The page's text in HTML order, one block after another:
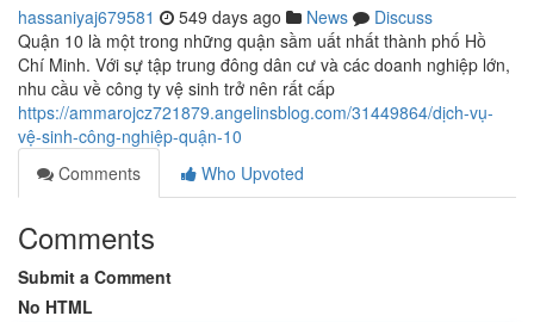
hassaniyaj679581 549 days ago News
Discuss
Quận 10 là một trong những quận sầm uất nhất thành phố Hồ
Chí Minh. Với sự tập trung đông dân cư và các doanh nghiệp lớn,
nhu cầu về công ty vệ sinh trở nên rất cấp
https://ammarojcz721879.angelinsblog.com/31449864/dịch-vụ-
vệ-sinh-công-nghiệp-quận-10
Comments
Who Upvoted
Comments
Submit a Comment
No HTML